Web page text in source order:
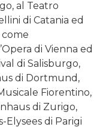
al Teatro
di Catania ed
di Vienna ed
di Salisburgo,
di Dortmund,
Fiorentino,
di Zurigo,
Elysees di Parigi